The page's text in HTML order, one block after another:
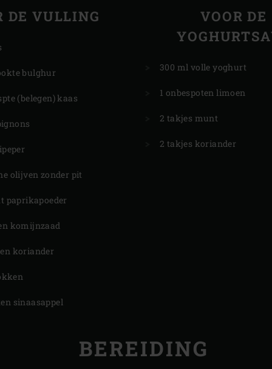
DE VULLING
bulghur
(belegen) kaas
olijven zonder pit
paprikapoeder
komijnzaad
koriander
sinaasappel
VOOR DE
300 ml volle yoghurt
1 onbespoten limoen
2 takjes munt
2 takjes koriander
BEREIDING